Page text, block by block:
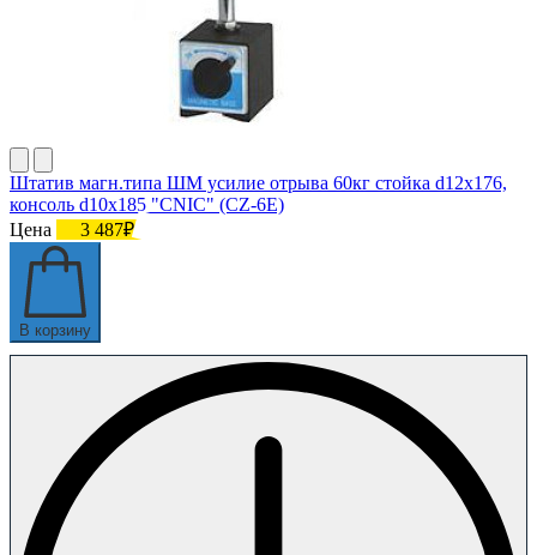
Штатив магн.типа ШМ усилие отрыва 60кг стойка d12х176,
консоль d10х185 "CNIC" (CZ-6E)
Цена
3 487₽
В корзину